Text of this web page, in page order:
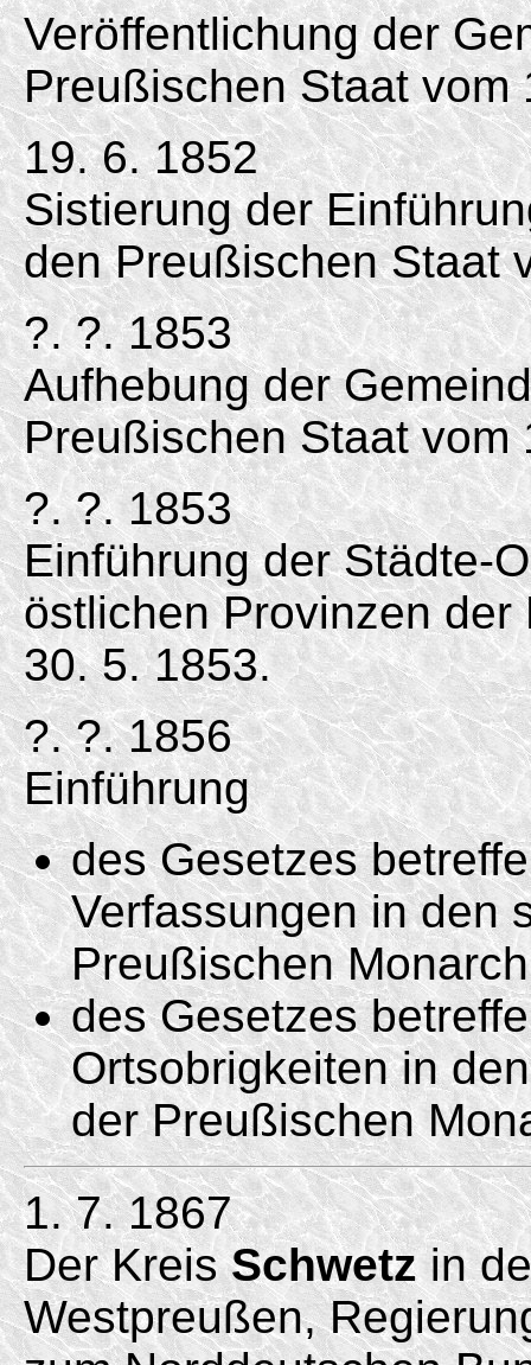
Veröffentlichung der
Preußischen Staat vom
19. 6. 1852
Sistierung der
den Preußischen Staat
?. ?. 1853
Aufhebung der
Preußischen Staat vom
?. ?. 1853
Einführung der Städte-
östlichen Provinzen
30. 5. 1853.
?. ?. 1856
Einführung
des Gesetzes
Verfassungen in den
Preußischen
des Gesetzes
Ortsobrigkeiten in
der Preußischen
1. 7. 1867
Der KreisSchwetzin
Westpreußen,